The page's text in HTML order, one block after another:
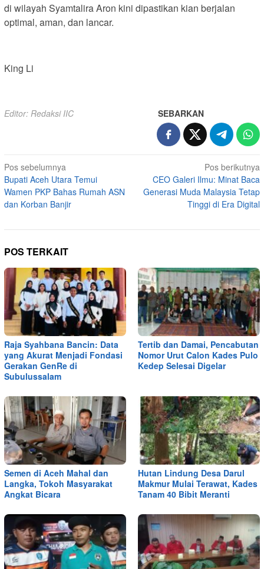
di wilayah Syamtalira Aron kini dipastikan kian berjalan
optimal, aman, dan lancar.
King Li
Editor: Redaksi IIC SEBARKAN
Navigasi
pos
Pos sebelumnya
Bupati Aceh Utara Temui
Wamen PKP Bahas Rumah ASN
dan Korban Banjir
Pos berikutnya
CEO Galeri Ilmu: Minat Baca
Generasi Muda Malaysia Tetap
Tinggi di Era Digital
POS TERKAIT
Raja Syahbana Bancin: Data
yang Akurat Menjadi Fondasi
Gerakan GenRe di
Subulussalam
Tertib dan Damai, Pencabutan
Nomor Urut Calon Kades Pulo
Kedep Selesai Digelar
Semen di Aceh Mahal dan
Langka, Tokoh Masyarakat
Angkat Bicara
Hutan Lindung Desa Darul
Makmur Mulai Terawat, Kades
Tanam 40 Bibit Meranti